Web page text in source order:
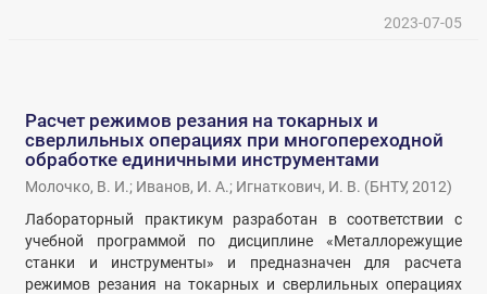
2023-07-05
Расчет режимов резания на токарных и
сверлильных операциях при многопереходной
обработке единичными инструментами
Молочко, В. И.; Иванов, И. А.; Игнаткович, И. В. (БНТУ,2012)
Лабораторный практикум разработан в соответствии с
учебной программой по дисциплине «Металлорежущие
станки и инструменты» и предназначен для расчета
режимов резания на токарных и сверлильных операциях